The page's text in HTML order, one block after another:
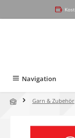
Navigation
Garn & Zubehör